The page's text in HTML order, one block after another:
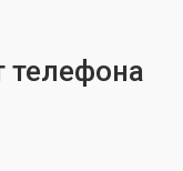
телефона